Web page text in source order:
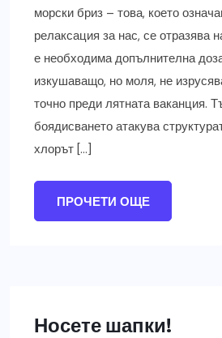
морски бриз – това, което
релаксация за нас, се отразява
е необходима допълнителна
изкушаващо, но моля, не
точно преди лятната ваканция.
боядисването атакува
хлорът […]
ПРОЧЕТИ ОЩЕ
Носете шапки!